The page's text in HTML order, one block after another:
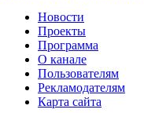
Новости
Проекты
Программа
О канале
Пользователям
Рекламодателям
Карта сайта